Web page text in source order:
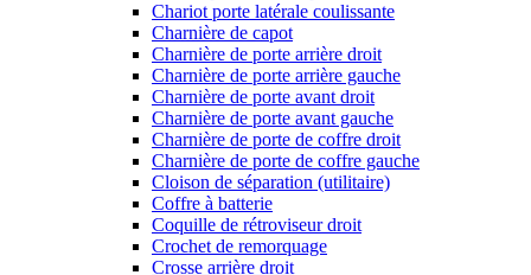
Chariot porte latérale coulissante
Charnière de capot
Charnière de porte arrière droit
Charnière de porte arrière gauche
Charnière de porte avant droit
Charnière de porte avant gauche
Charnière de porte de coffre droit
Charnière de porte de coffre gauche
Cloison de séparation (utilitaire)
Coffre à batterie
Coquille de rétroviseur droit
Crochet de remorquage
Crosse arrière droit